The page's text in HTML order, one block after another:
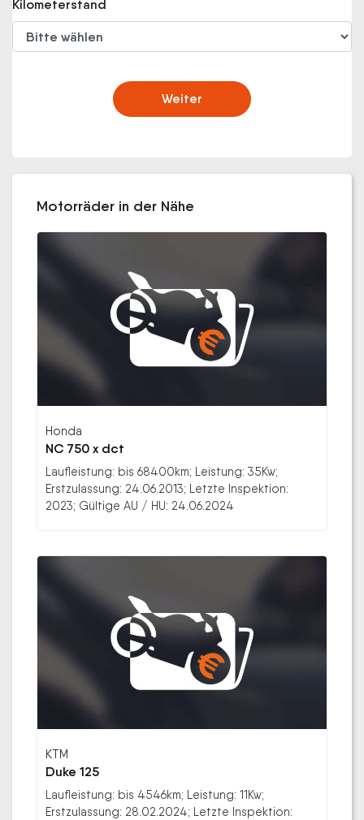
Kilometerstand
Weiter
Motorräder in der Nähe
Honda
NC 750 x dct
Laufleistung: bis 68400km; Leistung: 35Kw;
Erstzulassung: 24.06.2013; Letzte Inspektion:
2023; Gültige AU / HU: 24.06.2024
KTM
Duke 125
Laufleistung: bis 4546km; Leistung: 11Kw;
Erstzulassung: 28.02.2024; Letzte Inspektion: